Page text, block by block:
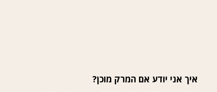
איך אני יודע אם המרק מוכן?